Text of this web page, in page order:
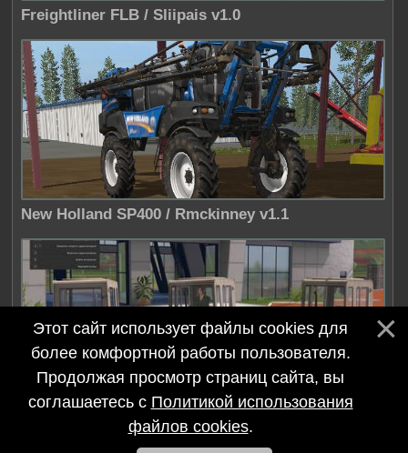
Freightliner FLB / Sliipais v1.0
New Holland SP400 / Rmckinney v1.1
T-70 трактор / Sasha Kmit v1.0
Этот сайт использует файлы cookies для
более комфортной работы пользователя.
Продолжая просмотр страниц сайта, вы
соглашаетесь с Политикой использования
файлов cookies.